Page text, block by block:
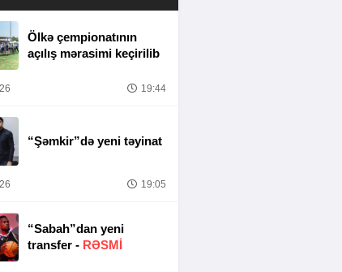
Ölkə çempionatının
açılış mərasimi keçirilib
19:44
“Şəmkir”də yeni təyinat
19:05
“Sabah”dan yeni
transfer - RƏSMİ